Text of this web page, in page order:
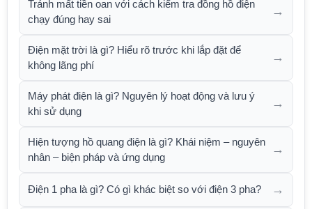
Tránh mất tiền oan với cách kiểm tra đồng hồ điện
chạy đúng hay sai
→
Điện mặt trời là gì? Hiểu rõ trước khi lắp đặt để
không lãng phí
→
Máy phát điện là gì? Nguyên lý hoạt động và lưu ý
khi sử dụng
→
Hiện tượng hồ quang điện là gì? Khái niệm – nguyên
nhân – biện pháp và ứng dụng
→
Điện 1 pha là gì? Có gì khác biệt so với điện 3 pha? →